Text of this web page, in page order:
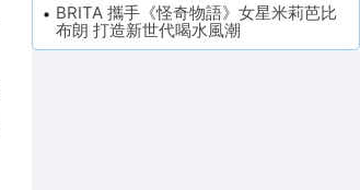
BRITA 攜手《怪奇物語》女星米莉芭比
布朗 打造新世代喝水風潮